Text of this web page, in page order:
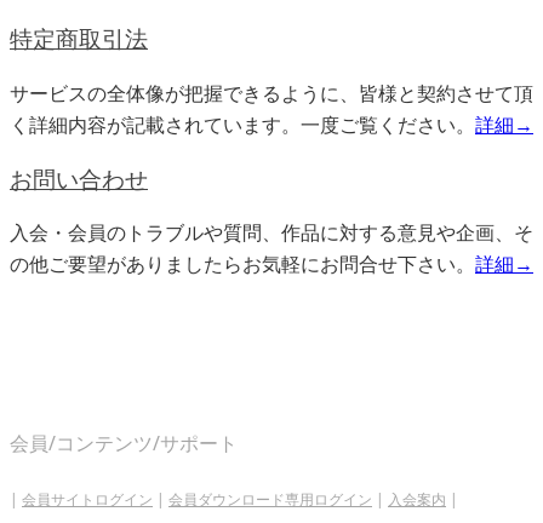
特定商取引法
サービスの全体像が把握できるように、皆様と契約させて頂
く詳細内容が記載されています。一度ご覧ください。 詳細→
お問い合わせ
入会・会員のトラブルや質問、作品に対する意見や企画、そ
の他ご要望がありましたらお気軽にお問合せ下さい。 詳細→
会員/コンテンツ/サポート
| 会員サイトログイン | 会員ダウンロード専用ログイン | 入会案内 |